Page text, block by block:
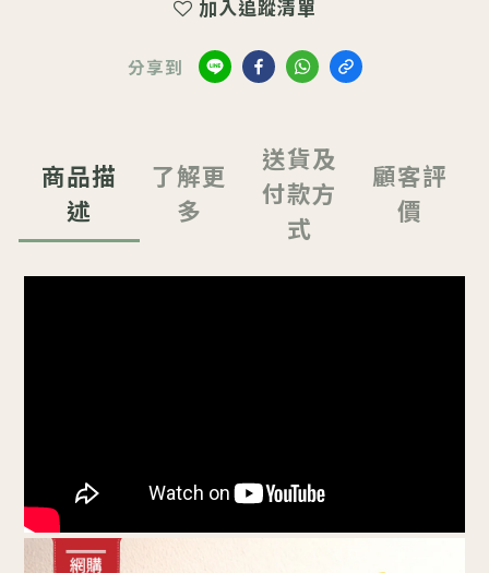
加入追蹤清單
分享到
商品描
述
了解更
多
送貨及
付款方
式
顧客評
價